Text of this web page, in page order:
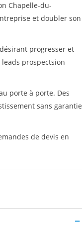
Chapelle-du-
et doubler son
progresser et
prospectsion
porte à porte. Des
sans garantie
de devis en